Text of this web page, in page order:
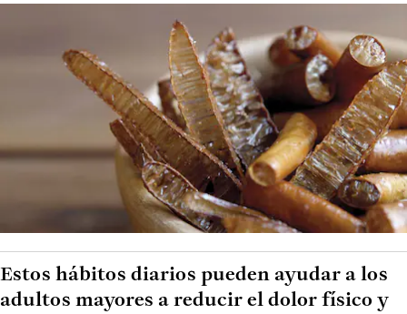
Estos hábitos diarios pueden ayudar a los
adultos mayores a reducir el dolor físico y